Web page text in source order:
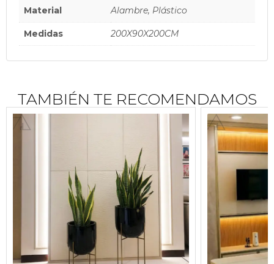
Material Alambre, Plástico
Medidas 200X90X200CM
TAMBIÉN TE RECOMENDAMOS